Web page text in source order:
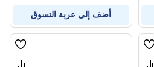
أضف إلى عربة التسوق
قائمة
قائمة